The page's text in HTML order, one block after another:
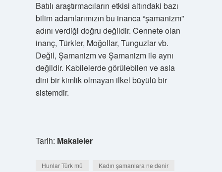
Batılı araştırmacıların etkisi altındaki bazı
bilim adamlarımızın bu inanca “şamanizm”
adını verdiği doğru değildir. Cennete olan
inanç, Türkler, Moğollar, Tunguzlar vb.
Değil, Şamanizm ve Şamanizm ile aynı
değildir. Kabilelerde görülebilen ve asla
dini bir kimlik olmayan ilkel büyülü bir
sistemdir.
Tarih: Makaleler
Hunlar Türk mü Kadın şamanlara ne denir